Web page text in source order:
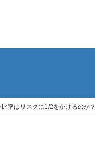
率はリスクに1/2をかけるのか？